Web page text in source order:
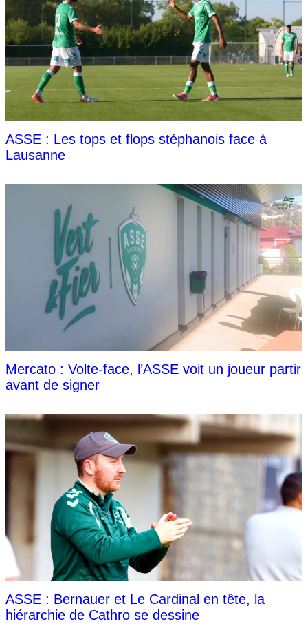
ASSE : Les tops et flops stéphanois face à
Lausanne
Mercato : Volte-face, l’ASSE voit un joueur partir
avant de signer
ASSE : Bernauer et Le Cardinal en tête, la
hiérarchie de Cathro se dessine